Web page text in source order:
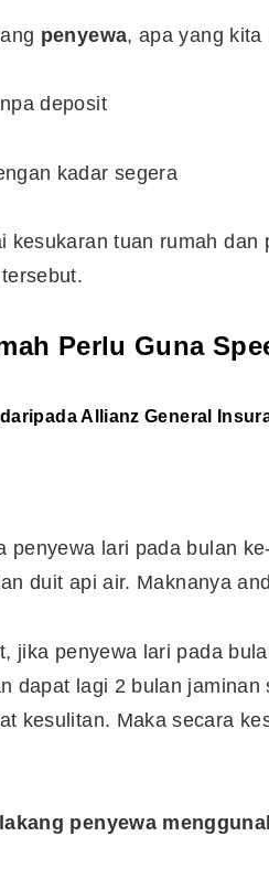
penyewa, apa yang kita
deposit
kadar segera
kesukaran tuan rumah
Perlu Guna
Allianz General
penyewa lari pada bulan
duit api air. Maknanya
jika penyewa lari pada
dapat lagi 2 bulan
kesulitan. Maka secara
penyewa